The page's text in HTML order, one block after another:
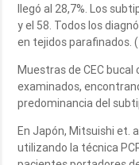
llegó al 28,7%. Los
y el 58. Todos los
en tejidos parafinados.
Muestras de CEC
examinados,
predominancia del
En Japón, Mitsuishi et.
utilizando la técnica